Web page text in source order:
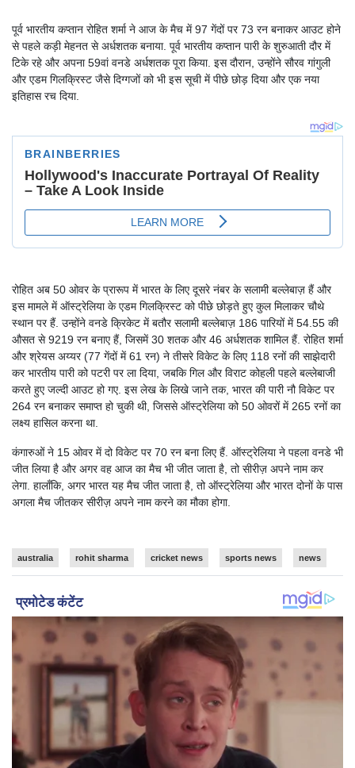
पूर्व भारतीय कप्तान रोहित शर्मा ने आज के मैच में 97 गेंदों पर 73 रन बनाकर आउट होने
से पहले कड़ी मेहनत से अर्धशतक बनाया. पूर्व भारतीय कप्तान पारी के शुरुआती दौर में
टिके रहे और अपना 59वां वनडे अर्धशतक पूरा किया. इस दौरान, उन्होंने सौरव गांगुली
और एडम गिलक्रिस्ट जैसे दिग्गजों को भी इस सूची में पीछे छोड़ दिया और एक नया
इतिहास रच दिया.
रोहित अब 50 ओवर के प्रारूप में भारत के लिए दूसरे नंबर के सलामी बल्लेबाज़ हैं और
इस मामले में ऑस्ट्रेलिया के एडम गिलक्रिस्ट को पीछे छोड़ते हुए कुल मिलाकर चौथे
स्थान पर हैं. उन्होंने वनडे क्रिकेट में बतौर सलामी बल्लेबाज़ 186 पारियों में 54.55 की
औसत से 9219 रन बनाए हैं, जिसमें 30 शतक और 46 अर्धशतक शामिल हैं. रोहित शर्मा
और श्रेयस अय्यर (77 गेंदों में 61 रन) ने तीसरे विकेट के लिए 118 रनों की साझेदारी
कर भारतीय पारी को पटरी पर ला दिया, जबकि गिल और विराट कोहली पहले बल्लेबाजी
करते हुए जल्दी आउट हो गए. इस लेख के लिखे जाने तक, भारत की पारी नौ विकेट पर
264 रन बनाकर समाप्त हो चुकी थी, जिससे ऑस्ट्रेलिया को 50 ओवरों में 265 रनों का
लक्ष्य हासिल करना था.
कंगारुओं ने 15 ओवर में दो विकेट पर 70 रन बना लिए हैं. ऑस्ट्रेलिया ने पहला वनडे भी
जीत लिया है और अगर वह आज का मैच भी जीत जाता है, तो सीरीज़ अपने नाम कर
लेगा. हालाँकि, अगर भारत यह मैच जीत जाता है, तो ऑस्ट्रेलिया और भारत दोनों के पास
अगला मैच जीतकर सीरीज़ अपने नाम करने का मौका होगा.
australia rohit sharma cricket news sports news news